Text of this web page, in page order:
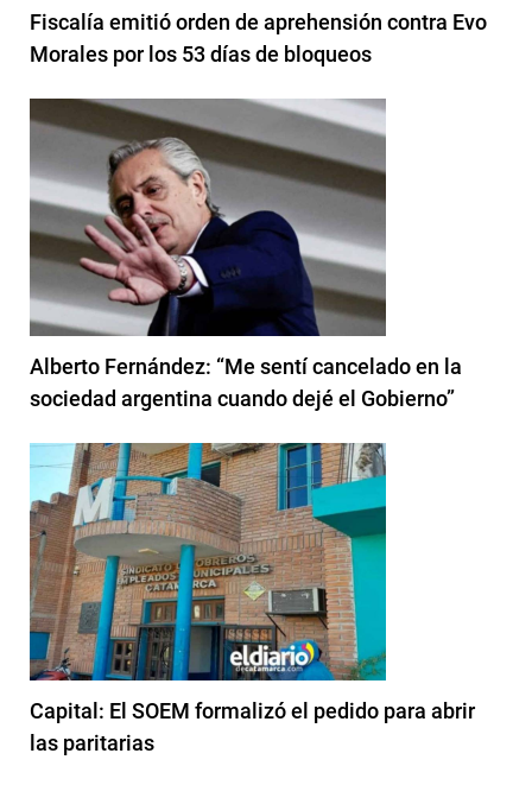
Fiscalía emitió orden de aprehensión contra Evo
Morales por los 53 días de bloqueos
Alberto Fernández: “Me sentí cancelado en la
sociedad argentina cuando dejé el Gobierno”
Capital: El SOEM formalizó el pedido para abrir
las paritarias